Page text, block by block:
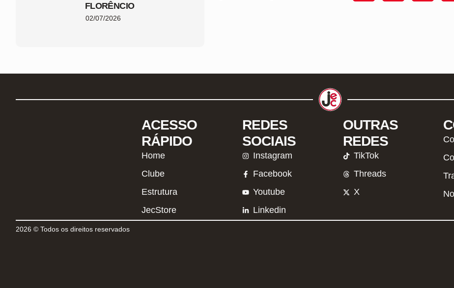
FLORÊNCIO
02/07/2026
ACESSO
RÁPIDO
Home
Clube
Estrutura
JecStore
REDES
SOCIAIS
Instagram
Facebook
Youtube
Linkedin
OUTRAS
REDES
TikTok
Threads
X
2026 © Todos os direitos reservados